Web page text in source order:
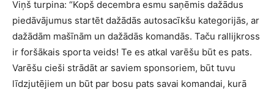
Viņš turpina: “Kopš decembra esmu saņēmis dažādus
piedāvājumus startēt dažādās autosacīkšu kategorijās, ar
dažādām mašīnām un dažādās komandās. Taču rallijkross
ir foršākais sporta veids! Te es atkal varēšu būt es pats.
Varēšu cieši strādāt ar saviem sponsoriem, būt tuvu
līdzjutējiem un būt par bosu pats savai komandai, kurā